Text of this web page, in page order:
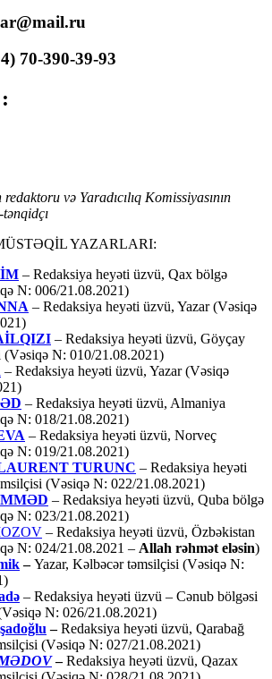
) 70-390-39-93
və Yaradıcılıq Komissiyasının
YAZARLARI:
– Redaksiya heyəti üzvü, Qax bölgə
N: 006/21.08.2021)
– Redaksiya heyəti üzvü, Yazar (Vəsiqə
– Redaksiya heyəti üzvü, Göyçay
(Vəsiqə N: 010/21.08.2021)
– Redaksiya heyəti üzvü, Yazar (Vəsiqə
– Redaksiya heyəti üzvü, Almaniya
N: 018/21.08.2021)
– Redaksiya heyəti üzvü, Norveç
N: 019/21.08.2021)
TURUNC – Redaksiya heyəti
(Vəsiqə N: 022/21.08.2021)
– Redaksiya heyəti üzvü, Quba bölgə
N: 023/21.08.2021)
– Redaksiya heyəti üzvü, Özbəkistan
N: 024/21.08.2021 – Allah rəhmət eləsin)
–Yazar, Kəlbəcər təmsilçisi (Vəsiqə N:
– Redaksiya heyəti üzvü – Cənub bölgəsi
N: 026/21.08.2021)
–Redaksiya heyəti üzvü, Qarabağ
(Vəsiqə N: 027/21.08.2021)
–Redaksiya heyəti üzvü, Qazax